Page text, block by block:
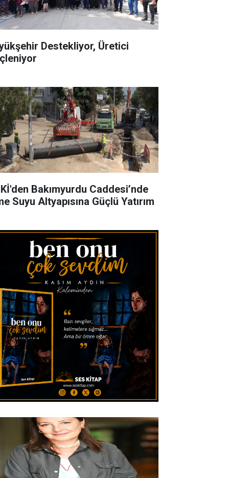
Destekliyor, Üretici
Bakımyurdu Caddesi’nde
Suyu Altyapısına Güçlü Yatırım